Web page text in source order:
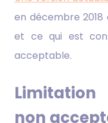
en décembre 2018
et ce qui est
acceptable.
non